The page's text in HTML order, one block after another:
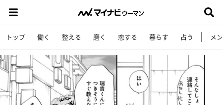
トップ 働く 整える 磨く 恋する 暮らす 占う メ